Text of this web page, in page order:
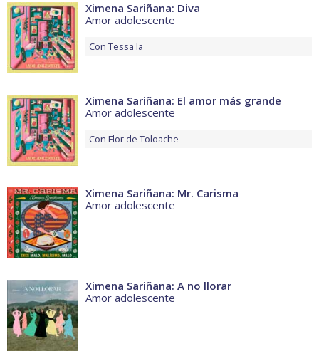
Ximena Sariñana: Diva
Amor adolescente
Con Tessa Ia
Ximena Sariñana: El amor más grande
Amor adolescente
Con Flor de Toloache
Ximena Sariñana: Mr. Carisma
Amor adolescente
Ximena Sariñana: A no llorar
Amor adolescente